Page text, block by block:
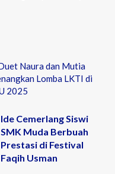
Ide Cemerlang Siswi
SMK Muda Berbuah
Prestasi di Festival
Faqih Usman